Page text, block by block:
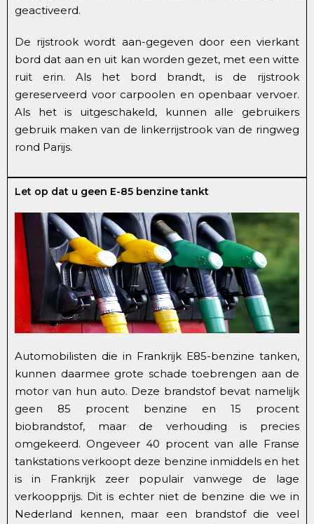
geactiveerd.
De rijstrook wordt aan-gegeven door een vierkant
bord dat aan en uit kan worden gezet, met een witte
ruit erin. Als het bord brandt, is de rijstrook
gereserveerd voor carpoolen en openbaar vervoer.
Als het is uitgeschakeld, kunnen alle gebruikers
gebruik maken van de linkerrijstrook van de ringweg
rond Parijs.
Let op dat u geen E-85 benzine tankt
Automobilisten die in Frankrijk E85-benzine tanken,
kunnen daarmee grote schade toebrengen aan de
motor van hun auto. Deze brandstof bevat namelijk
geen 85 procent benzine en 15 procent
biobrandstof, maar de verhouding is precies
omgekeerd. Ongeveer 40 procent van alle Franse
tankstations verkoopt deze benzine inmiddels en het
is in Frankrijk zeer populair vanwege de lage
verkoopprijs. Dit is echter niet de benzine die we in
Nederland kennen, maar een brandstof die veel